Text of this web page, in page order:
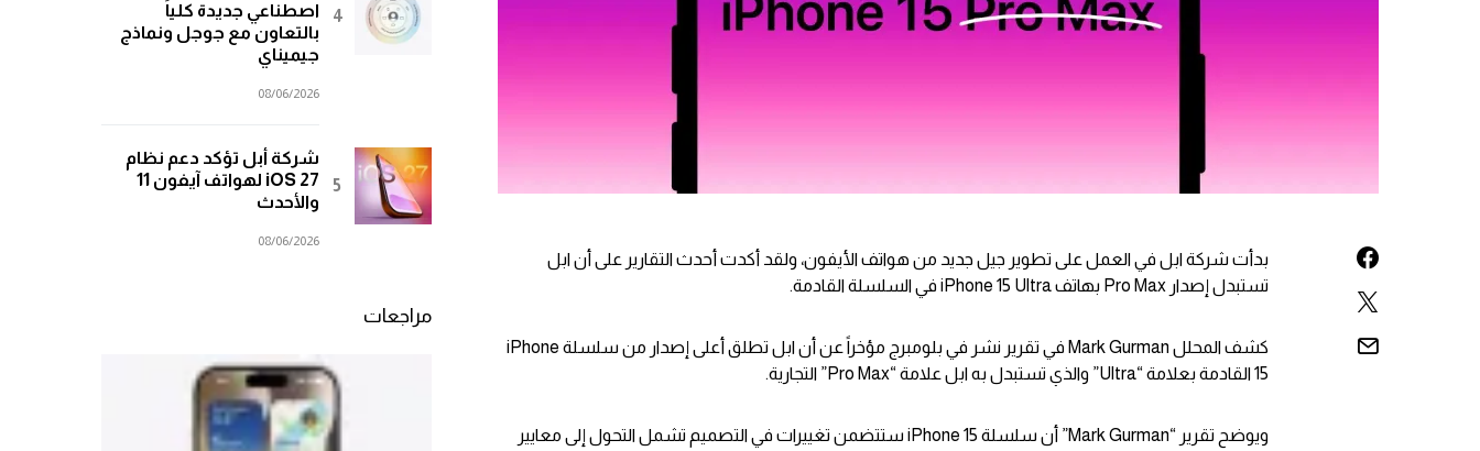
بدأت شركة ابل في العمل على تطوير جيل جديد من هواتف الأيفون، ولقد أكدت أحدث التقارير على أن ابل
تستبدل إصدار Pro Max بهاتف iPhone 15 Ultra في السلسلة القادمة.
كشف المحلل Mark Gurman في تقرير نشر في بلومبرج مؤخراً عن أن ابل تطلق أعلى إصدار من سلسلة iPhone
15 القادمة بعلامة “Ultra” والذي تستبدل به ابل علامة “Pro Max” التجارية.
ويوضح تقرير “Mark Gurman” أن سلسلة iPhone 15 ستتضمن تغييرات في التصميم تشمل التحول إلى معايير
اصطناعي جديدة كلياً
بالتعاون مع جوجل ونماذج
جيميناي
08/06/2026
شركة أبل تؤكد دعم نظام
iOS 27 لهواتف آيفون 11
والأحدث
08/06/2026
مراجعات